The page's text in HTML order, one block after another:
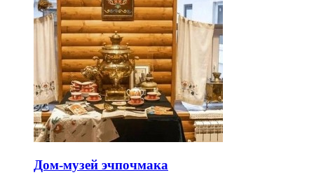
Дом-музей эчпочмака